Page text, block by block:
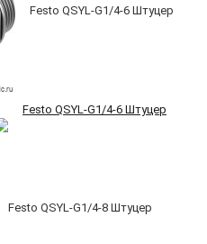
Festo QSYL-G1/4-6 Штуцер